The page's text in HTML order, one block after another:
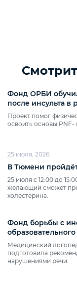
Фонд ОРБИ
после инсульта
Проект помог
освоить основы PNF‑
25 июля, 2026
В Тюмени
25 июля с 12:00 до
желающий сможет
холестерина.
Фонд борьбы с
Медицинский
подготовила
нарушениями речи.